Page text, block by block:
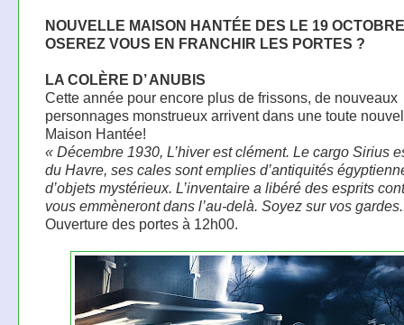
NOUVELLE MAISON HANTÉE DES LE 19
OSEREZ VOUS EN FRANCHIR LES PORTES ?
LA COLÈRE D’ ANUBIS
Cette année pour encore plus de frissons, de nouveaux
personnages monstrueux arrivent dans une toute
Maison Hantée!
« Décembre 1930, L’hiver est clément. Le cargo Sirius
du Havre, ses cales sont emplies d’antiquités
d’objets mystérieux. L’inventaire a libéré des esprits
vous emmèneront dans l’au-delà. Soyez sur vos
Ouverture des portes à 12h00.